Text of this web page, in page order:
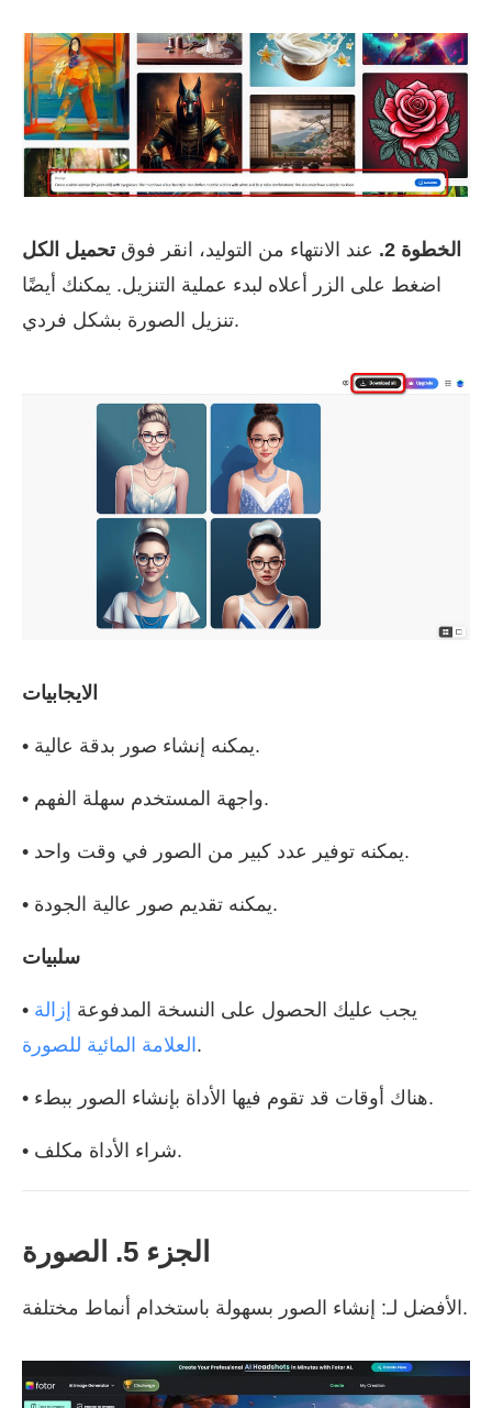
الخطوة 2. عند الانتهاء من التوليد، انقر فوقتحميل الكل
اضغط على الزر أعلاه لبدء عملية التنزيل. يمكنك أيضًا
تنزيل الصورة بشكل فردي.
الايجابيات
• يمكنه إنشاء صور بدقة عالية.
• واجهة المستخدم سهلة الفهم.
• يمكنه توفير عدد كبير من الصور في وقت واحد.
• يمكنه تقديم صور عالية الجودة.
سلبيات
• يجب عليك الحصول على النسخة المدفوعة إزالة
العلامة المائية للصورة.
• هناك أوقات قد تقوم فيها الأداة بإنشاء الصور ببطء.
• شراء الأداة مكلف.
الجزء 5. الصورة
الأفضل لـ: إنشاء الصور بسهولة باستخدام أنماط مختلفة.